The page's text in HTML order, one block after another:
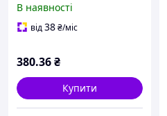
STANLEY 0-42-073
В наявності
від38₴/міс
380.36₴
Купити